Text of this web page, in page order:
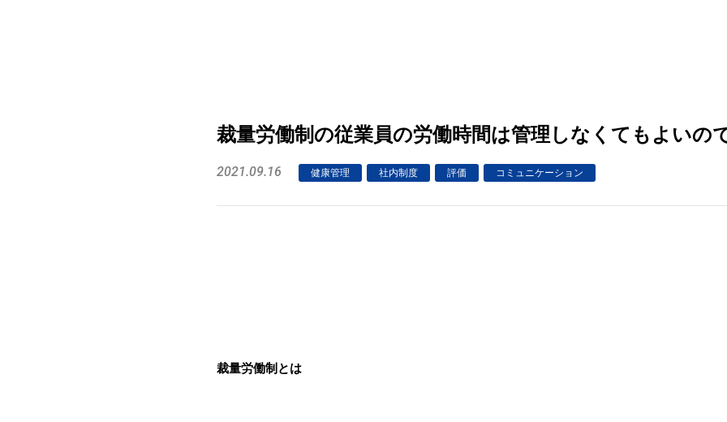
裁量労働制の従業員の労働時間は管理しなくてもよいの
2021.09.16 健康管理 社内制度 評価 コミュニケーション
裁量労働制とは